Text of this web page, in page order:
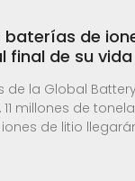
baterías de
final de su
de la Global
millones de
de litio